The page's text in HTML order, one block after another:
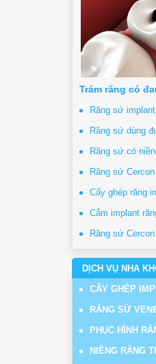
Trám răng có
Răng sứ
Răng sứ dùng
Răng sứ có
Răng sứ
Cấy ghép răng
Cắm implant
Răng sứ
DỊCH VỤ NHA
CẤY GHÉP
RĂNG SỨ
PHỤC HÌNH
NIỀNG RĂNG